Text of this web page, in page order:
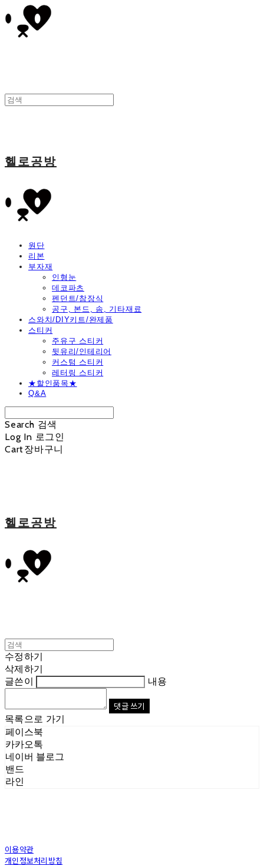
헬로공방
원단
리본
부자재
인형눈
데코파츠
펜던트/참장식
공구, 본드, 솜, 기타재료
스와치/DIY키트/완제품
스티커
주유구 스티커
뒷유리/인테리어
커스텀 스티커
레터링 스티커
★할인품목★
Q&A
Search 검색
Log In 로그인
Cart장바구니
헬로공방
수정하기
삭제하기
글쓴이
내용
댓글 쓰기
목록으로 가기
페이스북
카카오톡
네이버 블로그
밴드
라인
이용약관
개인정보처리방침